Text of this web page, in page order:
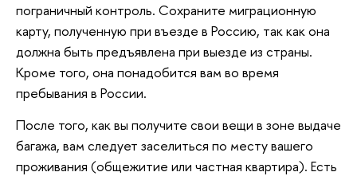
пограничный контроль. Сохраните миграционную
карту, полученную при въезде в Россию, так как она
должна быть предъявлена ​​при выезде из страны.
Кроме того, она понадобится вам во время
пребывания в России.
После того, как вы получите свои вещи в зоне выдаче
багажа, вам следует заселиться по месту вашего
проживания (общежитие или частная квартира). Есть